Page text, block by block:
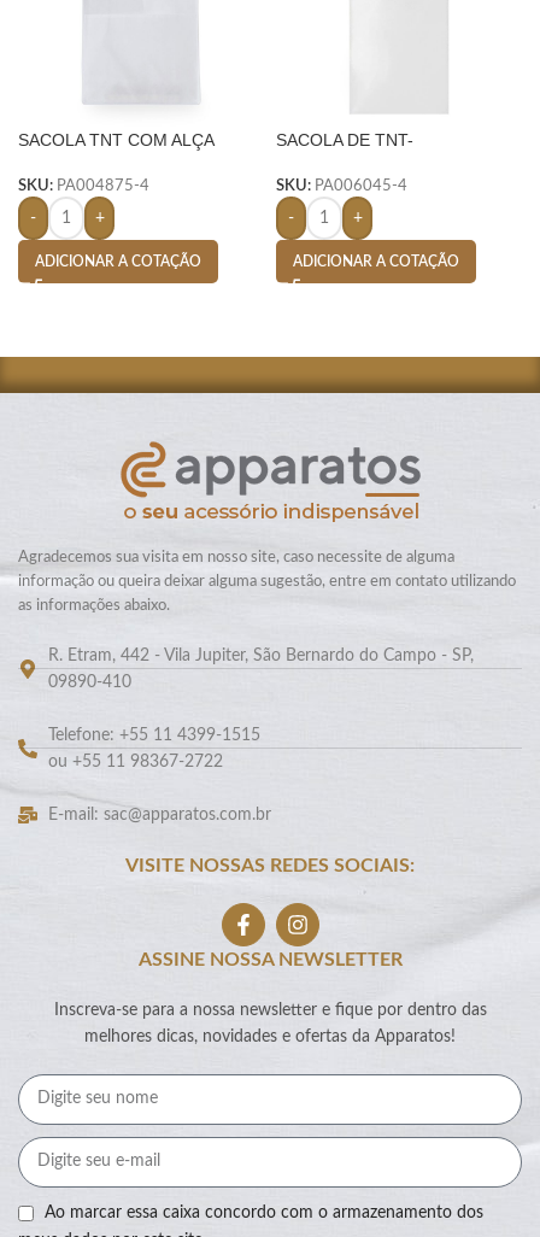
SACOLA TNT COM ALÇA
SKU: PA004875-4
- +
ADICIONAR A COTAÇÃO
SACOLA DE TNT-
SKU: PA006045-4
- +
ADICIONAR A COTAÇÃO
Agradecemos sua visita em nosso site, caso necessite de alguma
informação ou queira deixar alguma sugestão, entre em contato utilizando
as informações abaixo.
R. Etram, 442 - Vila Jupiter, São Bernardo do Campo - SP,
09890-410
Telefone: +55 11 4399-1515
ou +55 11 98367-2722
E-mail: sac@apparatos.com.br
VISITE NOSSAS REDES SOCIAIS:
ASSINE NOSSA NEWSLETTER
Inscreva-se para a nossa newsletter e fique por dentro das
melhores dicas, novidades e ofertas da Apparatos!
Ao marcar essa caixa concordo com o armazenamento dos